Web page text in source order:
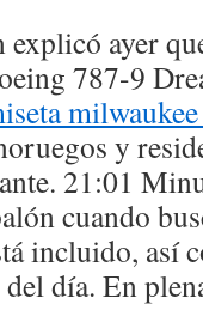
ayer
787-9
y
21:01
cuando
incluido, así
del día. En